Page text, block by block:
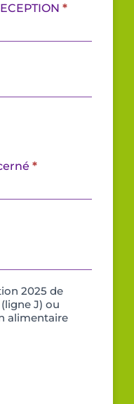
*
*
2025 de
J) ou
alimentaire